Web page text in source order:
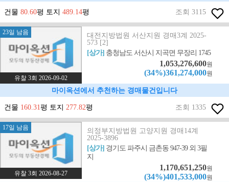
건물 80.60평 토지 489.14평 조회 3115
23일 남음
유찰 3회 2026-09-02
대전지방법원 서산지원 경매3계 2025-
573 [2]
[상가] 충청남도 서산시 지곡면 무장리 1745
1,053,276,600원
(34%)361,274,000원
마이옥션에서 추천하는 경매물건입니다
건물 160.31평 토지 277.82평 조회 1335
17일 남음
유찰 3회 2026-08-27
의정부지방법원 고양지원 경매14계
2025-3896
[상가] 경기도 파주시 금촌동 947-39 외 3필
지
1,170,651,250원
(34%)401,533,000원